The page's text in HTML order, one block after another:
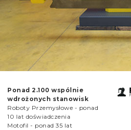
Ponad 2.100 wspólnie
wdrożonych stanowisk
Roboty Przemysłowe - ponad
10 lat doświadczenia
Motofil - ponad 35 lat